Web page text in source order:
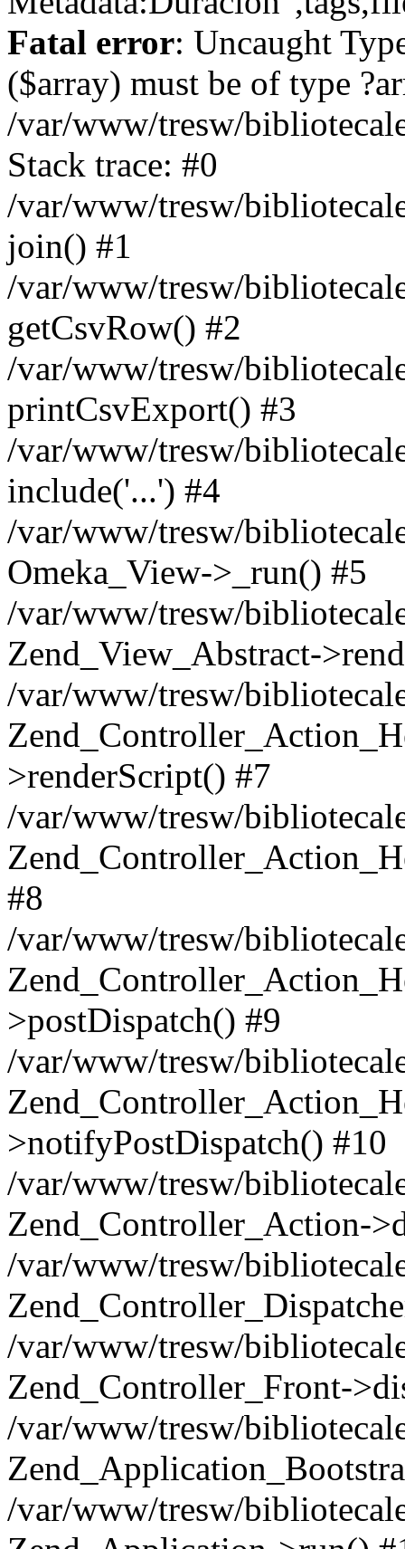
Fatal error: Uncaught
($array) must be of type
/var/www/tresw/
Stack trace: #0
/var/www/tresw/
join() #1
/var/www/tresw/
getCsvRow() #2
/var/www/tresw/
printCsvExport() #3
/var/www/tresw/
include('...') #4
/var/www/tresw/
Omeka_View->_run() #5
/var/www/tresw/
Zend_View_Abstract-
/var/www/tresw/
>renderScript() #7
/var/www/tresw/
#8
/var/www/tresw/
>postDispatch() #9
/var/www/tresw/
>notifyPostDispatch() #10
/var/www/tresw/
Zend_Controller_Action-
/var/www/tresw/
/var/www/tresw/
Zend_Controller_Front-
/var/www/tresw/
/var/www/tresw/